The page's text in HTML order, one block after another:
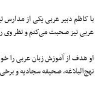
با کاظم دبیر عربی یکی از
عربی نیز صحبت می‌کنم و نظر وی
او هدف از آموزش زبان عربی را
نهج‌البلاغه، صحیفه سجادیه و